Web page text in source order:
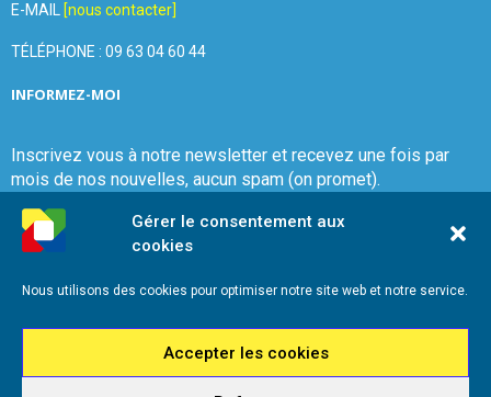
Gérer le consentement aux
cookies
Nous utilisons des cookies pour optimiser notre site web et notre service.
Accepter les cookies
E-MAIL [nous contacter]
TÉLÉPHONE : 09 63 04 60 44
INFORMEZ-MOI
Inscrivez vous à notre newsletter et recevez une fois par
mois de nos nouvelles, aucun spam (on promet).